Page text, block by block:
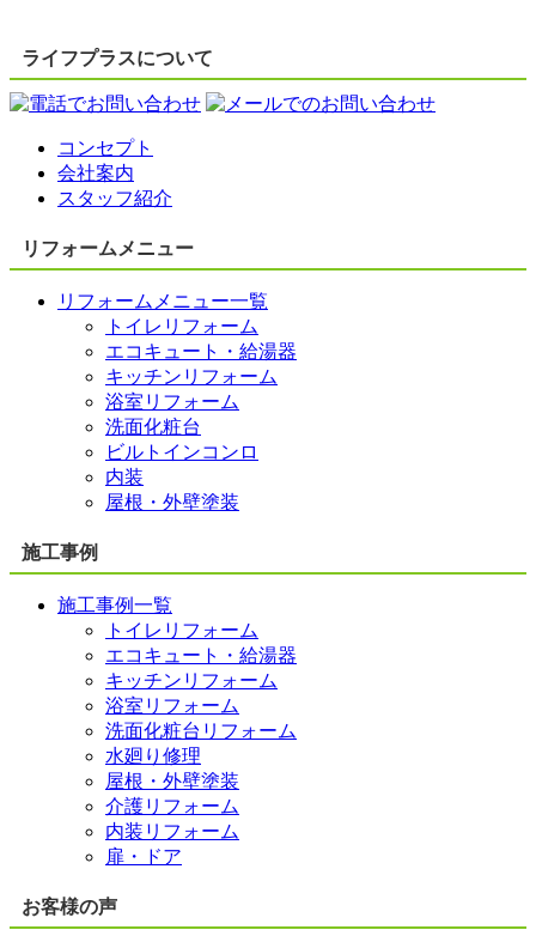
ライフプラスについて
コンセプト
会社案内
スタッフ紹介
リフォームメニュー
リフォームメニュー一覧
トイレリフォーム
エコキュート・給湯器
キッチンリフォーム
浴室リフォーム
洗面化粧台
ビルトインコンロ
内装
屋根・外壁塗装
施工事例
施工事例一覧
トイレリフォーム
エコキュート・給湯器
キッチンリフォーム
浴室リフォーム
洗面化粧台リフォーム
水廻り修理
屋根・外壁塗装
介護リフォーム
内装リフォーム
扉・ドア
お客様の声